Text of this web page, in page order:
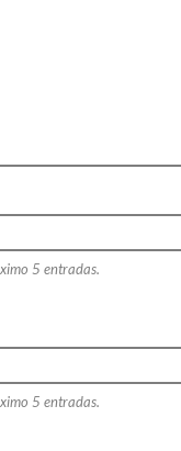
5 entradas.
5 entradas.